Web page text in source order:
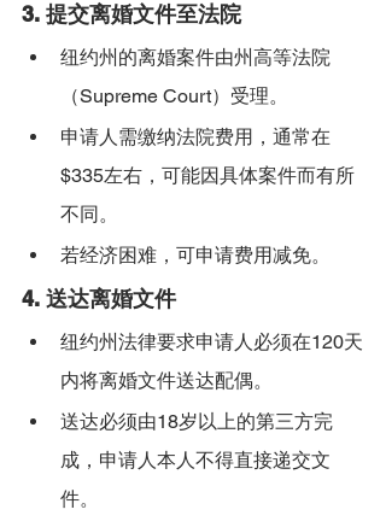
3. 提交离婚文件至法院
纽约州的离婚案件由州高等法院
（Supreme Court）受理。
申请人需缴纳法院费用，通常在
$335左右，可能因具体案件而有所
不同。
若经济困难，可申请费用减免。
4. 送达离婚文件
纽约州法律要求申请人必须在120天
内将离婚文件送达配偶。
送达必须由18岁以上的第三方完
成，申请人本人不得直接递交文
件。